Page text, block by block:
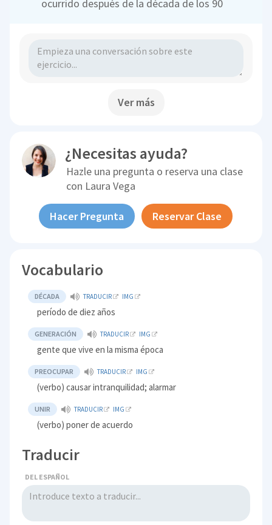
ocurrido después de la década de los 90
Ver más
¿Necesitas ayuda?
Hazle una pregunta o reserva una clase
con Laura Vega
Hacer Pregunta Reservar Clase
Vocabulario
DÉCADA TRADUCIR IMG
período de diez años
GENERACIÓN TRADUCIR IMG
gente que vive en la misma época
PREOCUPAR TRADUCIR IMG
(verbo) causar intranquilidad; alarmar
UNIR TRADUCIR IMG
(verbo) poner de acuerdo
Traducir
DEL ESPAÑOL